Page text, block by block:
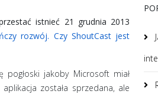
istnieć 21 grudnia 2013
rozwój. Czy ShoutCast jest
pogłoski jakoby Microsoft miał
została sprzedana, ale